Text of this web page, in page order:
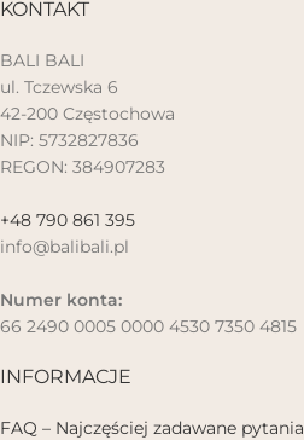
KONTAKT
BALI BALI
ul. Tczewska 6
42-200 Częstochowa
NIP: 5732827836
REGON: 384907283
+48 790 861 395
info@balibali.pl
Numer konta:
66 2490 0005 0000 4530 7350 4815
INFORMACJE
FAQ – Najczęściej zadawane pytania